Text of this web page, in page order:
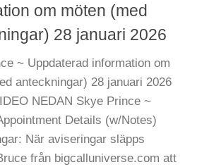
om möten (med
28 januari 2026
~ Uppdaterad information om
anteckningar) 28 januari 2026
NEDAN Skye Prince ~
Details (w/Notes)
När aviseringar släpps
från bigcalluniverse.com att